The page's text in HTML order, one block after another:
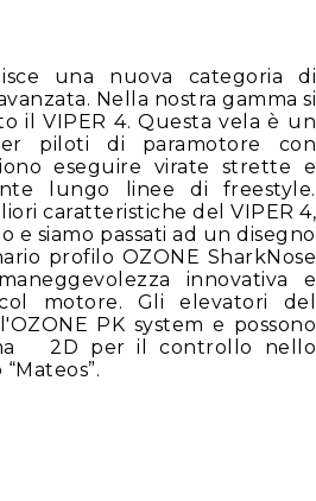
una nuova categoria di
Nella nostra gamma si
il VIPER 4. Questa vela è un
piloti di paramotore con
eseguire virate strette e
lungo linee di freestyle.
caratteristiche del VIPER 4,
siamo passati ad un disegno
profilo OZONE SharkNose
innovativa e
motore. Gli elevatori del
PK system e possono
2D per il controllo nello